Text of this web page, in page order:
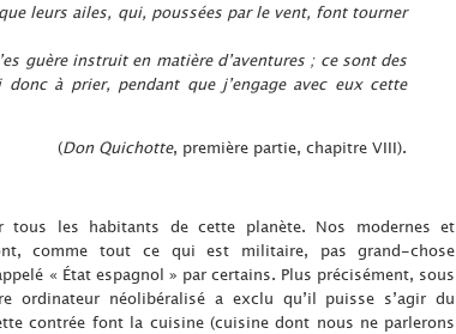
leurs ailes, qui, poussées par le vent, font tourner
guère instruit en matière d’aventures ; ce sont des
à prier, pendant que j’engage avec eux cette
(Don Quichotte, première partie, chapitre VIII).
les habitants de cette planète. Nos modernes et
comme tout ce qui est militaire, pas grand-chose
« État espagnol » par certains. Plus précisément, sous
ordinateur néolibéralisé a exclu qu’il puisse s’agir du
contrée font la cuisine (cuisine dont nous ne parlerons